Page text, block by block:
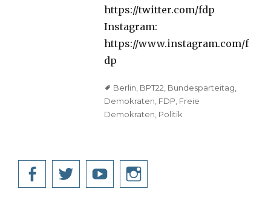
https://twitter.com/fdp
Instagram:
https://www.instagram.com/f
dp
TagsBerlin BPT22 Bundesparteitag
Demokraten FDP Freie
Demokraten Politik
Facebook
TwitterYouTube